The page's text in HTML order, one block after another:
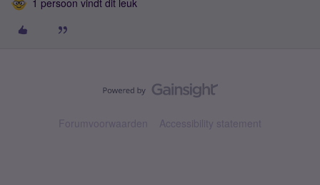
1 persoon vindt dit leuk
Forumvoorwaarden Accessibility statement